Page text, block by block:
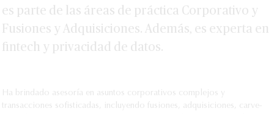
añade dos socios y cinco counsel
VER MÁS
es parte de las áreas de práctica Corporativo y
Fusiones y Adquisiciones. Además, es experta en
fintech y privacidad de datos.
Ha brindado asesoría en asuntos corporativos complejos y
transacciones sofisticadas, incluyendo fusiones, adquisiciones, carve-